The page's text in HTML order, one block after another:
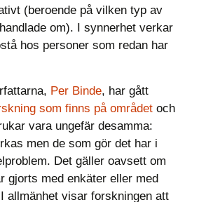
(beroende på vilken typ av
om). I synnerhet verkar
hos personer som redan har
Per Binde, har gått
som finns på området och
vara ungefär desamma:
men de som gör det har i
Det gäller oavsett om
gjorts med enkäter eller med
allmänhet visar forskningen att